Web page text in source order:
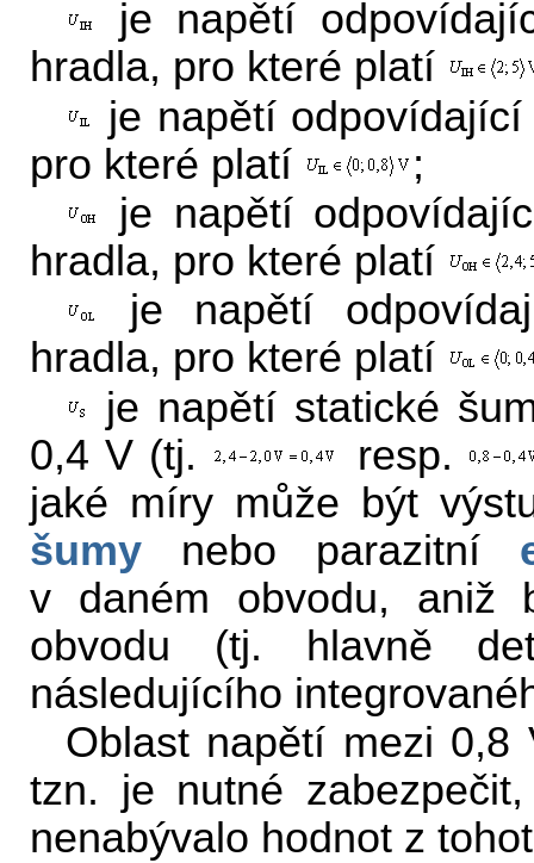
je napětí
hradla, pro které platí
je napětí
pro které platí
;
je napětí
hradla, pro které platí
je napětí
hradla, pro které platí
je napětí statické
0,4 V (tj.
resp.
jaké míry může být
šumy nebo parazitní
v daném obvodu, aniž
obvodu (tj. hlavně
následujícího
Oblast napětí mezi
tzn. je nutné
nenabývalo hodnot z